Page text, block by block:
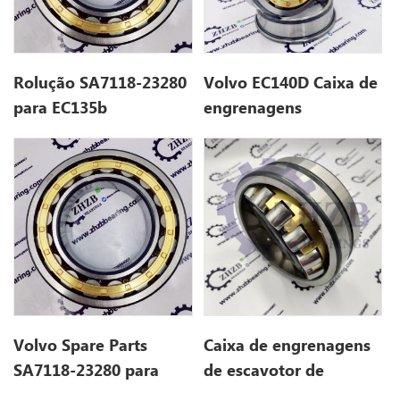
Rolução SA7118-23280
para EC135b
Volvo EC140D Caixa de
engrenagens
23280.
Volvo Spare Parts
SA7118-23280 para
Caixa de engrenagens
de escavotor de